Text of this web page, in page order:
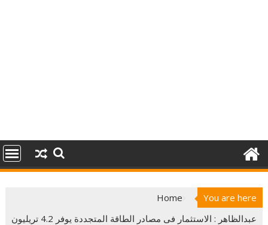
You are here
Home
عبدالظاهر : الاستثمار فى مصادر الطاقة المتجددة يوفر 4.2 تريليون